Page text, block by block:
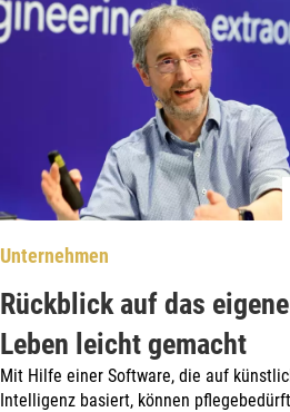
Unternehmen
Rückblick auf das eigene
Leben leicht gemacht
Mit Hilfe einer Software, die auf
Intelligenz basiert, können